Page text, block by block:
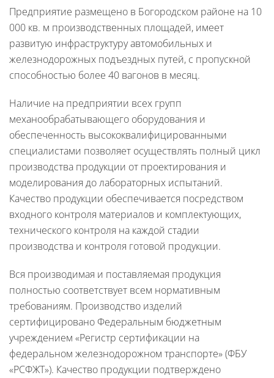
Предприятие размещено в Богородском районе на 10
000 кв. м производственных площадей, имеет
развитую инфраструктуру автомобильных и
железнодорожных подъездных путей, с пропускной
способностью более 40 вагонов в месяц.
Наличие на предприятии всех групп
механообрабатывающего оборудования и
обеспеченность высококвалифицированными
специалистами позволяет осуществлять полный цикл
производства продукции от проектирования и
моделирования до лабораторных испытаний.
Качество продукции обеспечивается посредством
входного контроля материалов и комплектующих,
технического контроля на каждой стадии
производства и контроля готовой продукции.
Вся производимая и поставляемая продукция
полностью соответствует всем нормативным
требованиям. Производство изделий
сертифицировано Федеральным бюджетным
учреждением «Регистр сертификации на
федеральном железнодорожном транспорте» (ФБУ
«РСФЖТ»). Качество продукции подтверждено